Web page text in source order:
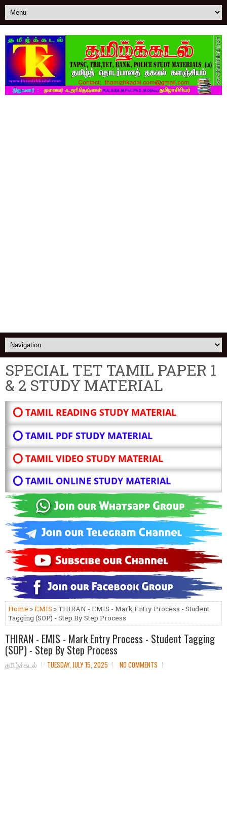
SPECIAL TET TAMIL PAPER 1
& 2 STUDY MATERIAL
⭕ TAMIL READING STUDY MATERIAL
⭕ TAMIL PDF STUDY MATERIAL
⭕ TAMIL VIDEO STUDY MATERIAL
⭕ TAMIL ONLINE STUDY MATERIAL
Home »EMIS » THIRAN - EMIS - Mark Entry Process - Student
Tagging (SOP) - Step By Step Process
THIRAN - EMIS - Mark Entry Process - Student Tagging
(SOP) - Step By Step Process
தமிழ்க்கடல் TUESDAY, JULY 15, 2025 NO COMMENTS